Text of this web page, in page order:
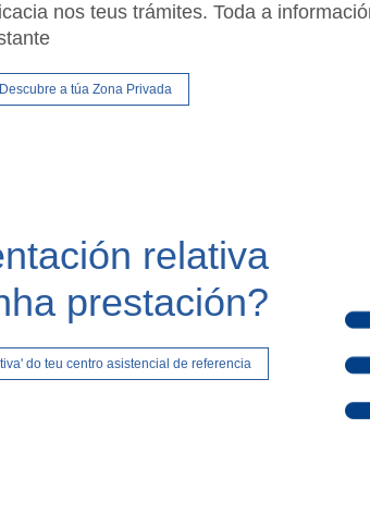
nos teus trámites. Toda a
Descubre a túa Zona Privada
relativa
prestación?
do teu centro asistencial de referencia